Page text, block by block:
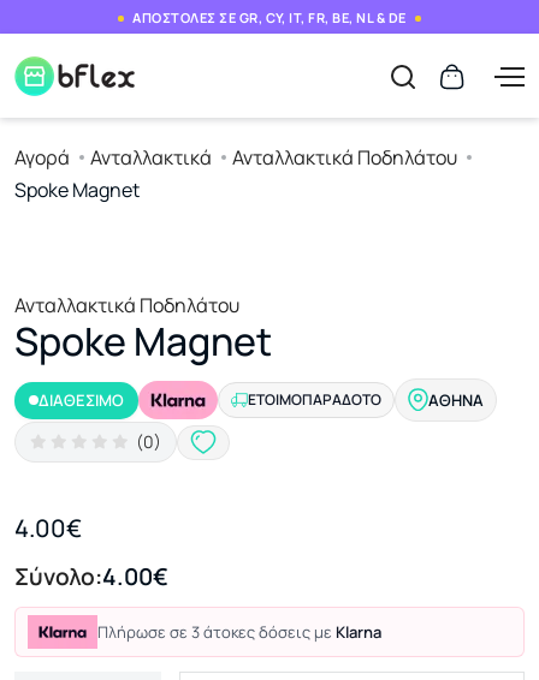
ΑΠΟΣΤΟΛΕΣ ΣΕ GR, CY, IT, FR, BE, NL & DE
Αγορά Ανταλλακτικά
Ανταλλακτικά Ποδηλάτου
Spoke Magnet
Ανταλλακτικά Ποδηλάτου
Spoke Magnet
ΔΙΑΘΕΣΙΜΟ ΕΤΟΙΜΟΠΑΡΆΔΟΤΟ ΑΘΉΝΑ
(0)
4.00€
Σύνολο:4.00€
Πλήρωσε σε 3 άτοκες δόσεις με Klarna